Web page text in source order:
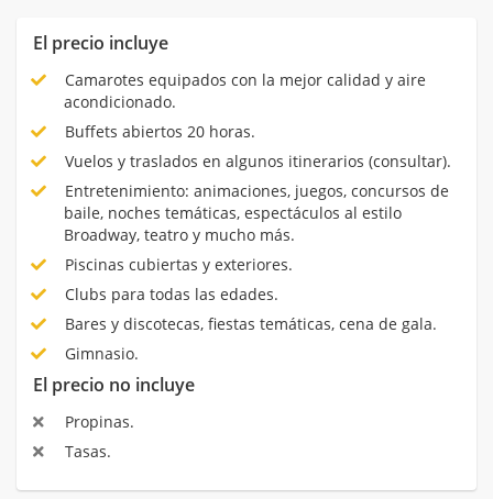
El precio incluye
Camarotes equipados con la mejor calidad y aire
acondicionado.
Buffets abiertos 20 horas.
Vuelos y traslados en algunos itinerarios (consultar).
Entretenimiento: animaciones, juegos, concursos de
baile, noches temáticas, espectáculos al estilo
Broadway, teatro y mucho más.
Piscinas cubiertas y exteriores.
Clubs para todas las edades.
Bares y discotecas, fiestas temáticas, cena de gala.
Gimnasio.
El precio no incluye
Propinas.
Tasas.